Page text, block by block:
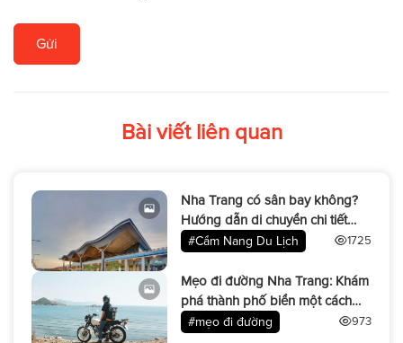
Gửi
Bài viết liên quan
Nha Trang có sân bay không?
Hướng dẫn di chuyển chi tiết
dành cho du khách
#Cẩm Nang Du Lịch 1725
Mẹo đi đường Nha Trang: Khám
phá thành phố biển một cách
thông minh và tiết kiệm
#mẹo đi đường 973